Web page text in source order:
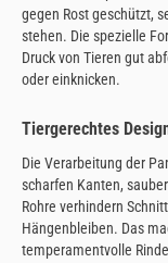
gegen Rost geschützt,
stehen. Die spezielle
Druck von Tieren gut
oder einknicken.
Tiergerechtes
Die Verarbeitung der
scharfen Kanten,
Rohre verhindern
Hängenbleiben. Das
temperamentvolle